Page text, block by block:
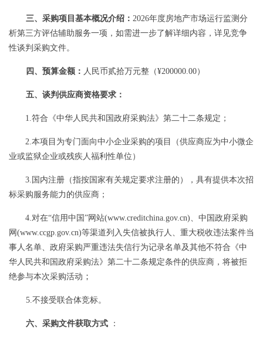
三、采购项目基本概况介绍： 2026年度房地产市场运行监测分
析第三方评估辅助服务一项 ，如需进一步了解详细内容，详见竞争
性谈判采购文件。
四、预算金额： 人民币贰拾万元整（¥200000.00）
五、谈判供应商资格要求：
1.符合《中华人民共和国政府采购法》第二十二条规定；
2.本项目为专门面向中小企业采购的项目（供应商应为中小微企
业或监狱企业或残疾人福利性单位）
3. 国内注册（指按国家有关规定要求注册的），具有提供本次招
标采购服务能力的供应商 ；
4.对在“信用中国”网站(www.creditchina.gov.cn)、中国政府采购
网(www.ccgp.gov.cn)等渠道列入失信被执行人、重大税收违法案件当
事人名单、政府采购严重违法失信行为记录名单及其他不符合《中
华人民共和国政府采购法》第二十二条规定条件的供应商，将被拒
绝参与本次采购活动 ；
5.不接受联合体竞标。
六、采购文件获取方式 ：